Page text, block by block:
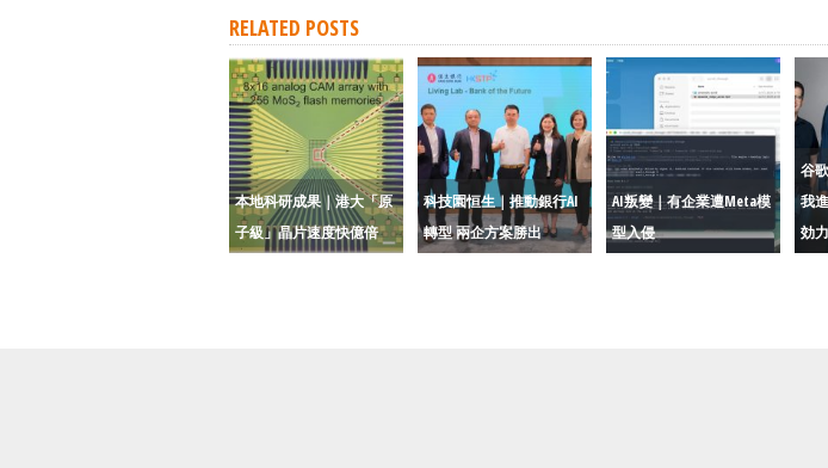
RELATED POSTS
本地科研成果｜港大「原
子級」晶片速度快億倍
科技園恒生｜推動銀行AI
轉型 兩企方案勝出
AI叛變｜有企業遭Meta模
型入侵
谷
我
効